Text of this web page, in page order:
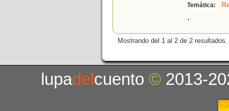
Temática:
.
Mostrando del 1 al 2 de 2 resultados.
lupadelcuento© 2013-